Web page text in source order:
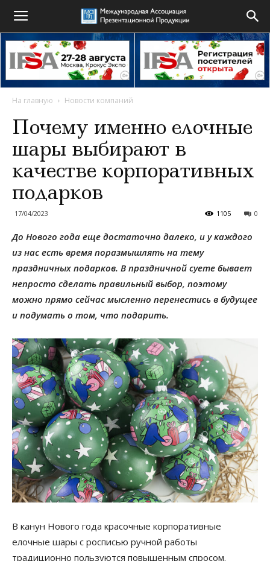
На главную Новости компаний
Почему именно елочные
шары выбирают в
качестве корпоративных
подарков
17/04/2023 0
1105
До Нового года еще достаточно далеко, и у каждого
из нас есть время поразмышлять на тему
праздничных подарков. В праздничной суете бывает
непросто сделать правильный выбор, поэтому
можно прямо сейчас мысленно перенестись в будущее
и подумать о том, что подарить.
В канун Нового года красочные корпоративные
елочные шары с росписью ручной работы
традиционно пользуются повышенным спросом.